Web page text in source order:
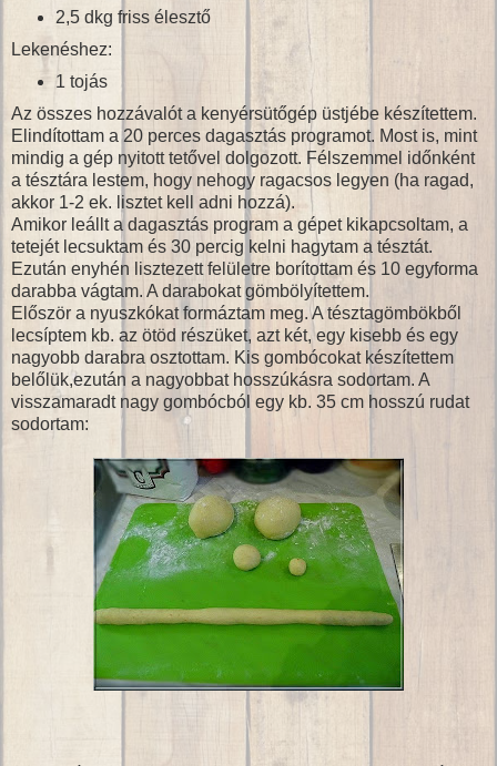
2,5 dkg friss élesztő
Lekenéshez:
1 tojás
Az összes hozzávalót a kenyérsütőgép üstjébe készítettem.
Elindítottam a 20 perces dagasztás programot. Most is, mint
mindig a gép nyitott tetővel dolgozott. Félszemmel időnként
a tésztára lestem, hogy nehogy ragacsos legyen (ha ragad,
akkor 1-2 ek. lisztet kell adni hozzá).
Amikor leállt a dagasztás program a gépet kikapcsoltam, a
tetejét lecsuktam és 30 percig kelni hagytam a tésztát.
Ezután enyhén lisztezett felületre borítottam és 10 egyforma
darabba vágtam. A darabokat gömbölyítettem.
Először a nyuszkókat formáztam meg. A tésztagömbökből
lecsíptem kb. az ötöd részüket, azt két, egy kisebb és egy
nagyobb darabra osztottam. Kis gombócokat készítettem
belőlük,ezután a nagyobbat hosszúkásra sodortam. A
visszamaradt nagy gombócból egy kb. 35 cm hosszú rudat
sodortam: